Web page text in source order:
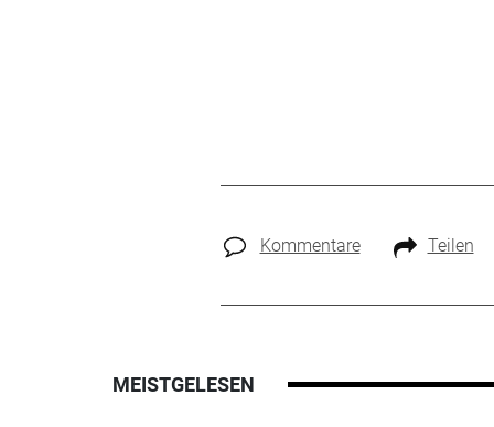
Kommentare Teilen
MEISTGELESEN